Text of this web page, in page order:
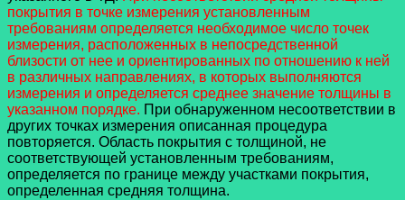
покрытия в точке измерения установленным
требованиям определяется необходимое число точек
измерения, расположенных в непосредственной
близости от нее и ориентированных по отношению к ней
в различных направлениях, в которых выполняются
измерения и определяется среднее значение толщины в
указанном порядке. При обнаруженном несоответствии в
других точках измерения описанная процедура
повторяется. Область покрытия с толщиной, не
соответствующей установленным требованиям,
определяется по границе между участками покрытия,
определенная средняя толщина.